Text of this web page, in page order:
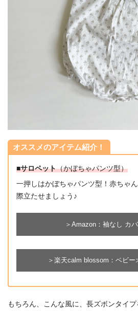
オススメのアイテム紹介！
■サロペット（かぼちゃパンツ型）
一押しはかぼちゃパンツ型！赤ちゃ
際立たせましょう♪
＞Amazon：袖なし カ
＞楽天calm blossom：ベビー
もちろん、こんな風に、長ズボンタイ